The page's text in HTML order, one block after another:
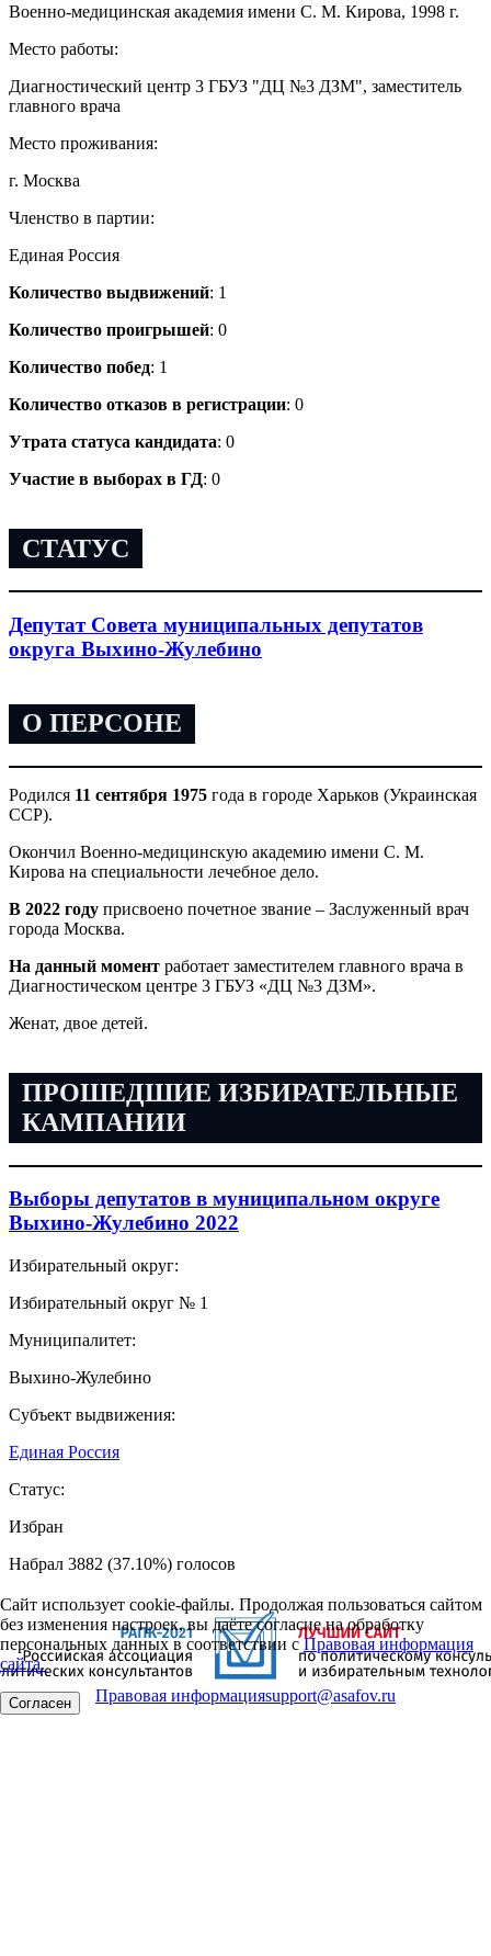
Военно-медицинская академия имени С. М. Кирова, 1998 г.
Место работы:
Диагностический центр 3 ГБУЗ "ДЦ №3 ДЗМ", заместитель
главного врача
Место проживания:
г. Москва
Членство в партии:
Единая Россия
Количество выдвижений: 1
Количество проигрышей: 0
Количество побед: 1
Количество отказов в регистрации: 0
Утрата статуса кандидата: 0
Участие в выборах в ГД: 0
СТАТУС
Депутат Совета муниципальных депутатов
округа Выхино-Жулебино
О ПЕРСОНЕ
Родился 11 сентября 1975 года в городе Харьков (Украинская
ССР).
Окончил Военно-медицинскую академию имени С. М.
Кирова на специальности лечебное дело.
В 2022 году присвоено почетное звание – Заслуженный врач
города Москва.
На данный момент работает заместителем главного врача в
Диагностическом центре 3 ГБУЗ «ДЦ №3 ДЗМ».
Женат, двое детей.
ПРОШЕДШИЕ ИЗБИРАТЕЛЬНЫЕ
КАМПАНИИ
Выборы депутатов в муниципальном округе
Выхино-Жулебино 2022
Избирательный округ:
Избирательный округ № 1
Муниципалитет:
Выхино-Жулебино
Субъект выдвижения:
Единая Россия
Статус:
Избран
Набрал 3882 (37.10%) голосов
Сайт использует cookie-файлы. Продолжая пользоваться сайтом
без изменения настроек, вы даёте согласие на обработку
персональных данных в соответствии сПравовая информация
сайта.
Согласен Правовая информацияsupport@asafov.ru